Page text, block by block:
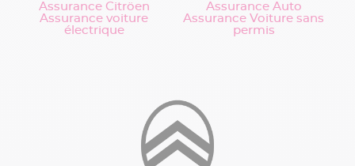
Assurance Citröen
Assurance Auto
Assurance voiture
électrique
Assurance Voiture sans
permis